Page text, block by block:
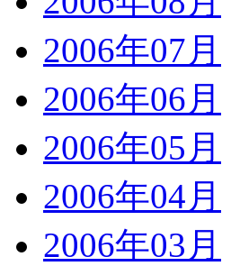
2006年07月
2006年06月
2006年05月
2006年04月
2006年03月